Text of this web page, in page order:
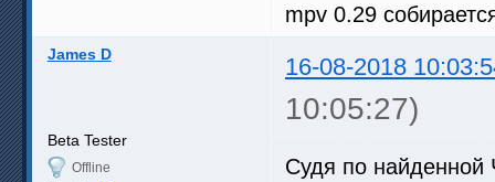
mpv 0.29
James D 16-08-2018
10:05:27)
Beta Tester
Offline
Судя по найденной